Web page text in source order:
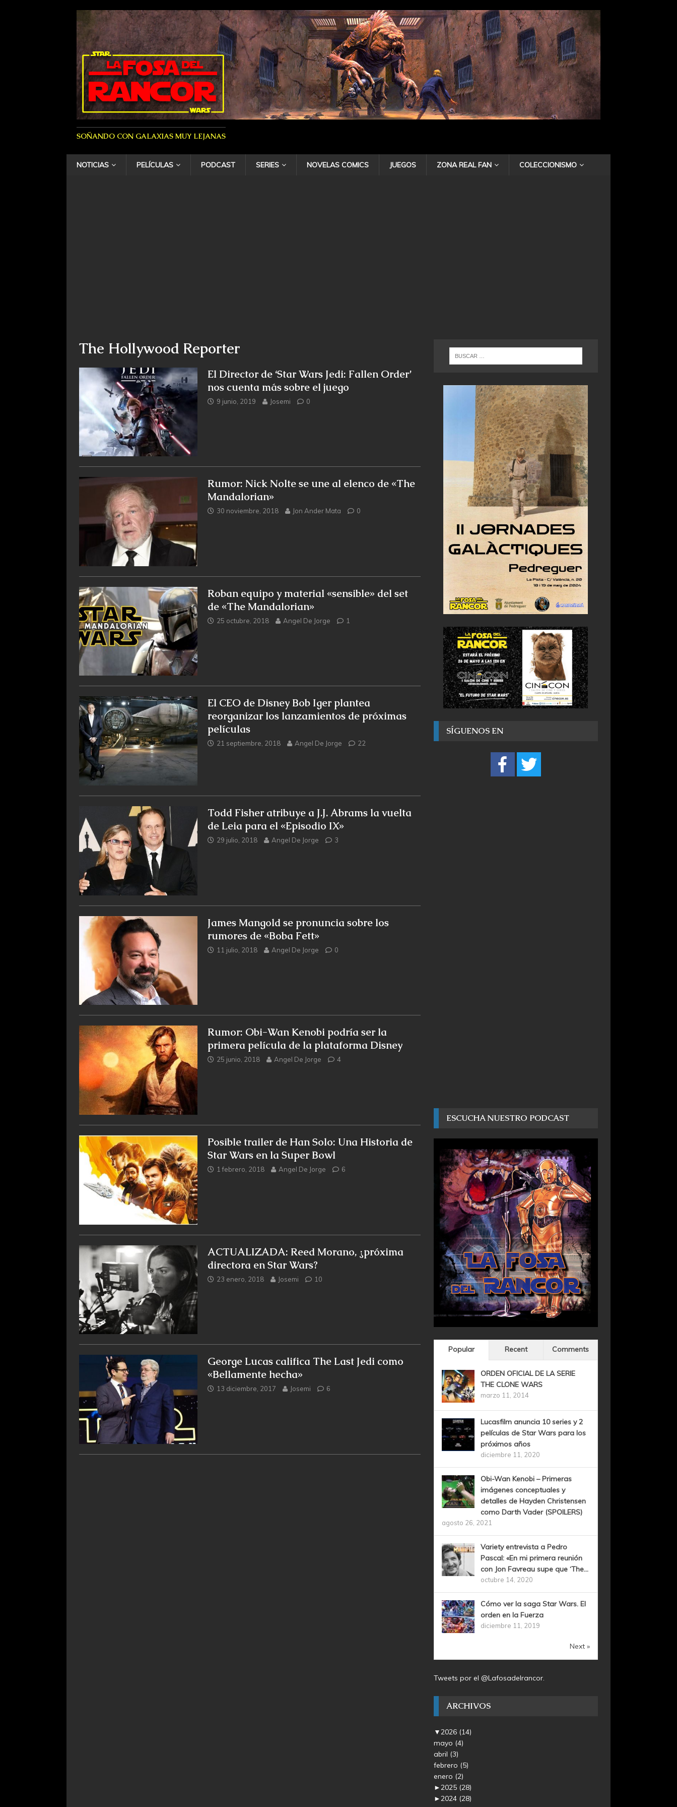
SOÑANDO CON GALAXIAS MUY LEJANAS
NOTICIAS PELÍCULAS PODCAST SERIES NOVELAS COMICS JUEGOS ZONA REAL FAN COLECCIONISMO
The Hollywood Reporter
El Director de ‘Star Wars Jedi: Fallen Order’
nos cuenta más sobre el juego
9 junio, 2019 Josemi 0
Rumor: Nick Nolte se une al elenco de «The
Mandalorian»
30 noviembre, 2018 Jon Ander Mata 0
Roban equipo y material «sensible» del set
de «The Mandalorian»
25 octubre, 2018 Angel De Jorge 1
El CEO de Disney Bob Iger plantea
reorganizar los lanzamientos de próximas
películas
21 septiembre, 2018 Angel De Jorge 22
Todd Fisher atribuye a J.J. Abrams la vuelta
de Leia para el «Episodio IX»
29 julio, 2018 Angel De Jorge 3
James Mangold se pronuncia sobre los
rumores de «Boba Fett»
11 julio, 2018 Angel De Jorge 0
Rumor: Obi-Wan Kenobi podría ser la
primera película de la plataforma Disney
25 junio, 2018 Angel De Jorge 4
Posible trailer de Han Solo: Una Historia de
Star Wars en la Super Bowl
1 febrero, 2018 Angel De Jorge 6
ACTUALIZADA: Reed Morano, ¿próxima
directora en Star Wars?
23 enero, 2018 Josemi 10
George Lucas califica The Last Jedi como
«Bellamente hecha»
13 diciembre, 2017 Josemi 6
SÍGUENOS EN
ESCUCHA NUESTRO PODCAST
Popular Recent Comments
ORDEN OFICIAL DE LA SERIE
THE CLONE WARS
marzo 11, 2014
Lucasfilm anuncia 10 series y 2
películas de Star Wars para los
próximos años
diciembre 11, 2020
Obi-Wan Kenobi – Primeras
imágenes conceptuales y
detalles de Hayden Christensen
como Darth Vader (SPOILERS)
agosto 26, 2021
Variety entrevista a Pedro
Pascal: «En mi primera reunión
con Jon Favreau supe que ‘The...
octubre 14, 2020
Cómo ver la saga Star Wars. El
orden en la Fuerza
diciembre 11, 2019
Next »
Tweets por el @Lafosadelrancor.
ARCHIVOS
▼2026 (14)
mayo (4)
abril (3)
febrero (5)
enero (2)
►2025 (28)
►2024 (28)